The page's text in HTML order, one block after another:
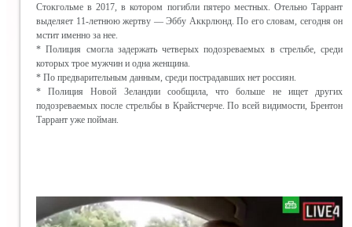
Стокгольме в 2017, в котором погибли пятеро местных. Отельно Таррант
выделяет 11-летнюю жертву — Эббу Аккрлюнд. По его словам, сегодня он
мстит именно за нее.
* Полиция смогла задержать четверых подозреваемых в стрельбе, среди
которых трое мужчин и одна женщина.
* По предварительным данным, среди пострадавших нет россиян.
* Полиция Новой Зеландии сообщила, что больше не ищет других
подозреваемых после стрельбы в Крайстчерче. По всей видимости, Брентон
Таррант уже пойман.